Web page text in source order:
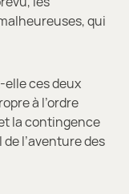
qui
elle ces deux
à l’ordre
la contingence
l’aventure des